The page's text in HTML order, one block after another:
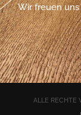
Wir freuen uns
ALLE RECHTE